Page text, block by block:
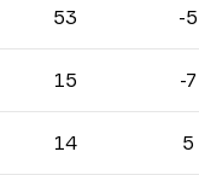
53 -5
15 -7
14 5